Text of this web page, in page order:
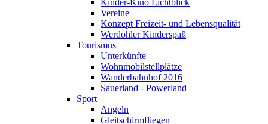
Kinder-Kino Lichtblick
Vereine
Konzept Freizeit- und Lebensqualität
Werdohler Kinderspaß
Tourismus
Unterkünfte
Wohnmobilstellplätze
Wanderbahnhof 2016
Sauerland - Powerland
Sport
Angeln
Gleitschirmfliegen